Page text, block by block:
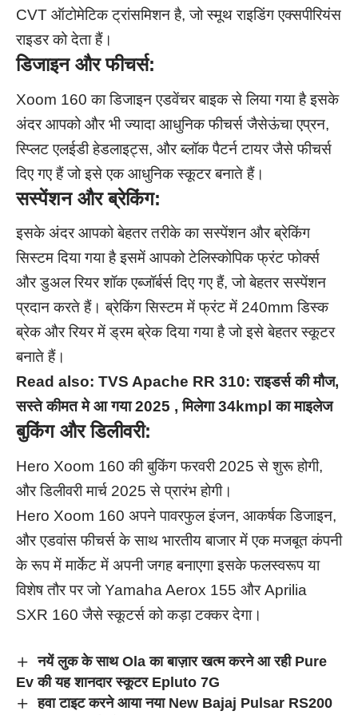
CVT ऑटोमेटिक ट्रांसमिशन है, जो स्मूथ राइडिंग एक्सपीरियंस
राइडर को देता हैं।
डिजाइन और फीचर्स:
Xoom 160 का डिजाइन एडवेंचर बाइक से लिया गया है इसके
अंदर आपको और भी ज्यादा आधुनिक फीचर्स जैसेऊंचा एप्रन,
स्प्लिट एलईडी हेडलाइट्स, और ब्लॉक पैटर्न टायर जैसे फीचर्स
दिए गए हैं जो इसे एक आधुनिक स्कूटर बनाते हैं।
सस्पेंशन और ब्रेकिंग:
इसके अंदर आपको बेहतर तरीके का सस्पेंशन और ब्रेकिंग
सिस्टम दिया गया है इसमें आपको टेलिस्कोपिक फ्रंट फोर्क्स
और डुअल रियर शॉक एब्जॉर्बर्स दिए गए हैं, जो बेहतर सस्पेंशन
प्रदान करते हैं। ब्रेकिंग सिस्टम में फ्रंट में 240mm डिस्क
ब्रेक और रियर में ड्रम ब्रेक दिया गया है जो इसे बेहतर स्कूटर
बनाते हैं।
Read also: TVS Apache RR 310: राइडर्स की मौज,
सस्ते कीमत मे आ गया 2025 , मिलेगा 34kmpl का माइलेज
बुकिंग और डिलीवरी:
Hero Xoom 160 की बुकिंग फरवरी 2025 से शुरू होगी,
और डिलीवरी मार्च 2025 से प्रारंभ होगी।
Hero Xoom 160 अपने पावरफुल इंजन, आकर्षक डिजाइन,
और एडवांस फीचर्स के साथ भारतीय बाजार में एक मजबूत कंपनी
के रूप में मार्केट में अपनी जगह बनाएगा इसके फलस्वरूप या
विशेष तौर पर जो Yamaha Aerox 155 और Aprilia
SXR 160 जैसे स्कूटर्स को कड़ा टक्कर देगा।
नयें लुक के साथ Ola का बाज़ार खत्म करने आ रही Pure
Ev की यह शानदार स्कूटर Epluto 7G
हवा टाइट करने आया नया New Bajaj Pulsar RS200